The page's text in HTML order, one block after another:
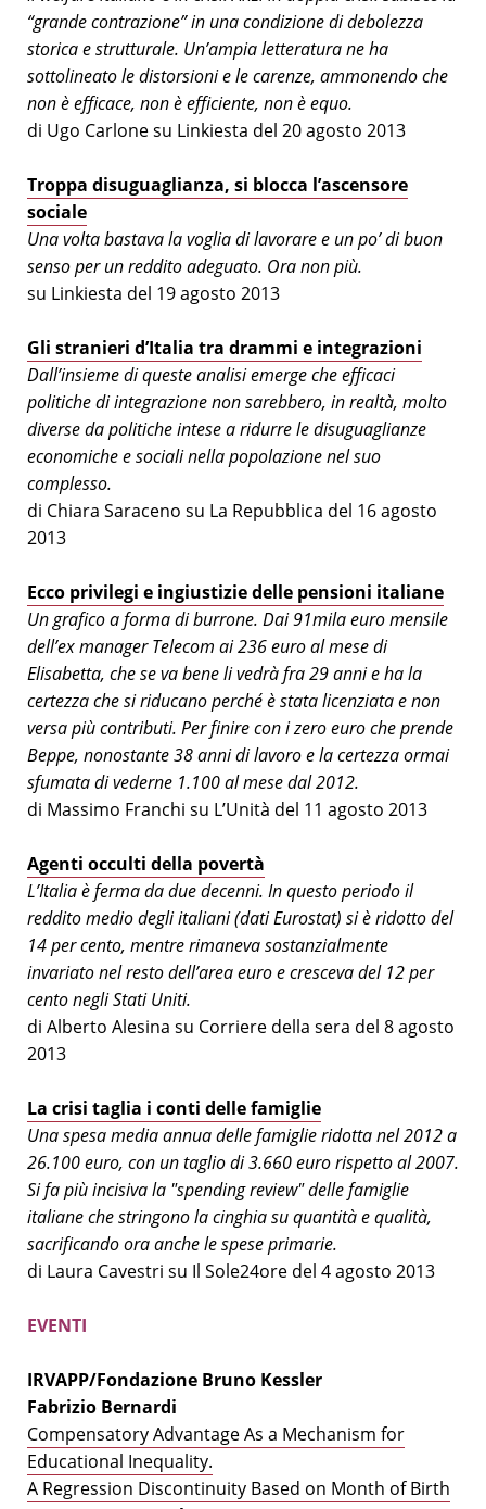
“grande contrazione” in una condizione di debolezza
storica e strutturale. Un’ampia letteratura ne ha
sottolineato le distorsioni e le carenze, ammonendo che
non è efficace, non è efficiente, non è equo.
di Ugo Carlone su Linkiesta del 20 agosto 2013
Troppa disuguaglianza, si blocca l’ascensore
sociale
Una volta bastava la voglia di lavorare e un po’ di buon
senso per un reddito adeguato. Ora non più.
su Linkiesta del 19 agosto 2013
Gli stranieri d’Italia tra drammi e integrazioni
Dall’insieme di queste analisi emerge che efficaci
politiche di integrazione non sarebbero, in realtà, molto
diverse da politiche intese a ridurre le disuguaglianze
economiche e sociali nella popolazione nel suo
complesso.
di Chiara Saraceno su La Repubblica del 16 agosto
2013
Ecco privilegi e ingiustizie delle pensioni italiane
Un grafico a forma di burrone. Dai 91mila euro mensile
dell’ex manager Telecom ai 236 euro al mese di
Elisabetta, che se va bene li vedrà fra 29 anni e ha la
certezza che si riducano perché è stata licenziata e non
versa più contributi. Per finire con i zero euro che prende
Beppe, nonostante 38 anni di lavoro e la certezza ormai
sfumata di vederne 1.100 al mese dal 2012.
di Massimo Franchi su L’Unità del 11 agosto 2013
Agenti occulti della povertà
L’Italia è ferma da due decenni. In questo periodo il
reddito medio degli italiani (dati Eurostat) si è ridotto del
14 per cento, mentre rimaneva sostanzialmente
invariato nel resto dell’area euro e cresceva del 12 per
cento negli Stati Uniti.
di Alberto Alesina su Corriere della sera del 8 agosto
2013
La crisi taglia i conti delle famiglie
Una spesa media annua delle famiglie ridotta nel 2012 a
26.100 euro, con un taglio di 3.660 euro rispetto al 2007.
Si fa più incisiva la "spending review" delle famiglie
italiane che stringono la cinghia su quantità e qualità,
sacrificando ora anche le spese primarie.
di Laura Cavestri su Il Sole24ore del 4 agosto 2013
EVENTI
IRVAPP/Fondazione Bruno Kessler
Fabrizio Bernardi
Compensatory Advantage As a Mechanism for
Educational Inequality.
A Regression Discontinuity Based on Month of Birth